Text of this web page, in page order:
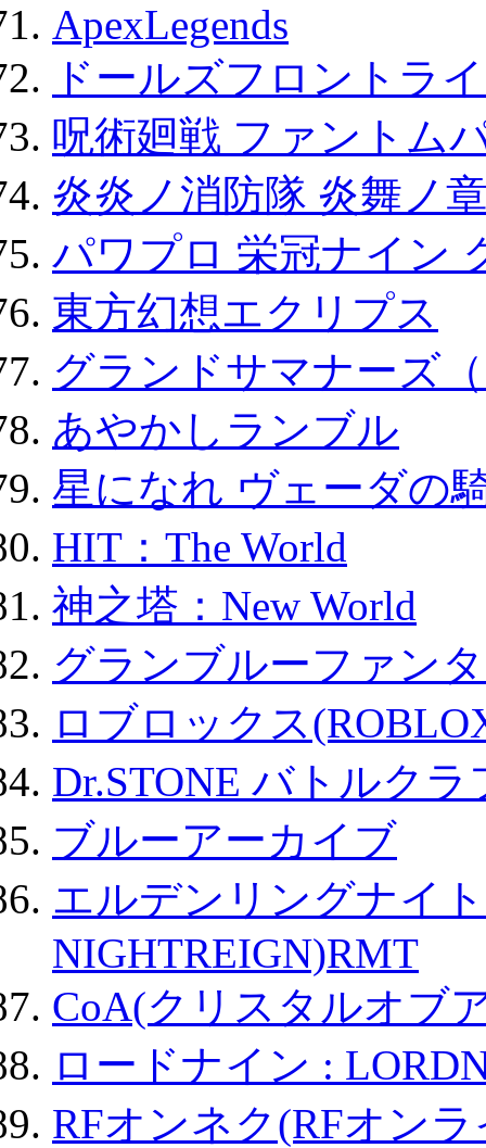
ApexLegends
ドールズフロントラ
呪術廻戦 ファントム
炎炎ノ消防隊 炎舞ノ
パワプロ 栄冠ナイン
東方幻想エクリプス
グランドサマナーズ
あやかしランブル
星になれ ヴェーダの
HIT：The World
神之塔：New World
グランブルーファン
ロブロックス
Dr.STONE バトルク
ブルーアーカイブ
エルデンリングナイ
NIGHTREIGN)RMT
CoA(クリスタルオブ
ロードナイン :
RFオンネク(RFオン